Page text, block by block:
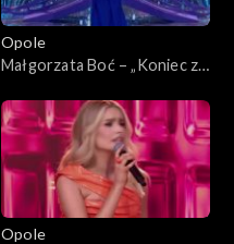
Opole
Małgorzata Boć – „Koniec z
„Debiuty”
Opole